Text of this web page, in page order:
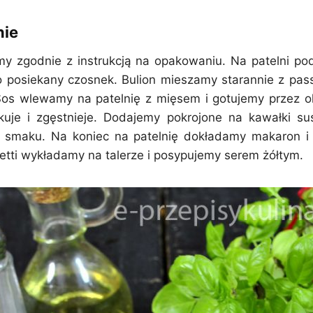
zgodnie z instrukcją na opakowaniu. Na patelni
posiekany czosnek. Bulion mieszamy starannie z
wlewamy na patelnię z mięsem i gotujemy przez
i zgęstnieje. Dodajemy pokrojone na kawałki
Na koniec na patelnię dokładamy makaron i
wykładamy na talerze i posypujemy serem żółtym.